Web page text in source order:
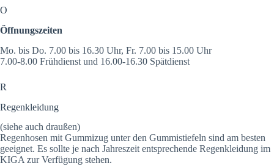
O
Öffnungszeiten
Mo. bis Do. 7.00 bis 16.30 Uhr, Fr. 7.00 bis 15.00 Uhr
7.00-8.00 Frühdienst und 16.00-16.30 Spätdienst
R
Regenkleidung
(siehe auch draußen)
Regenhosen mit Gummizug unter den Gummistiefeln sind am besten
geeignet. Es sollte je nach Jahreszeit entsprechende Regenkleidung im
KIGA zur Verfügung stehen.